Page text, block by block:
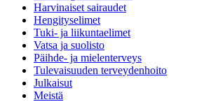
Harvinaiset sairaudet
Hengityselimet
Tuki- ja liikuntaelimet
Vatsa ja suolisto
Päihde- ja mielenterveys
Tulevaisuuden terveydenhoito
Julkaisut
Meistä